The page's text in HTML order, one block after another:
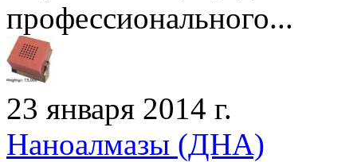
профессионального...
23 января 2014 г.
Наноалмазы (ДНА)